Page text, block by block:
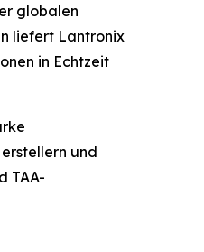
globalen
liefert Lantronix
in Echtzeit
und
TAA-